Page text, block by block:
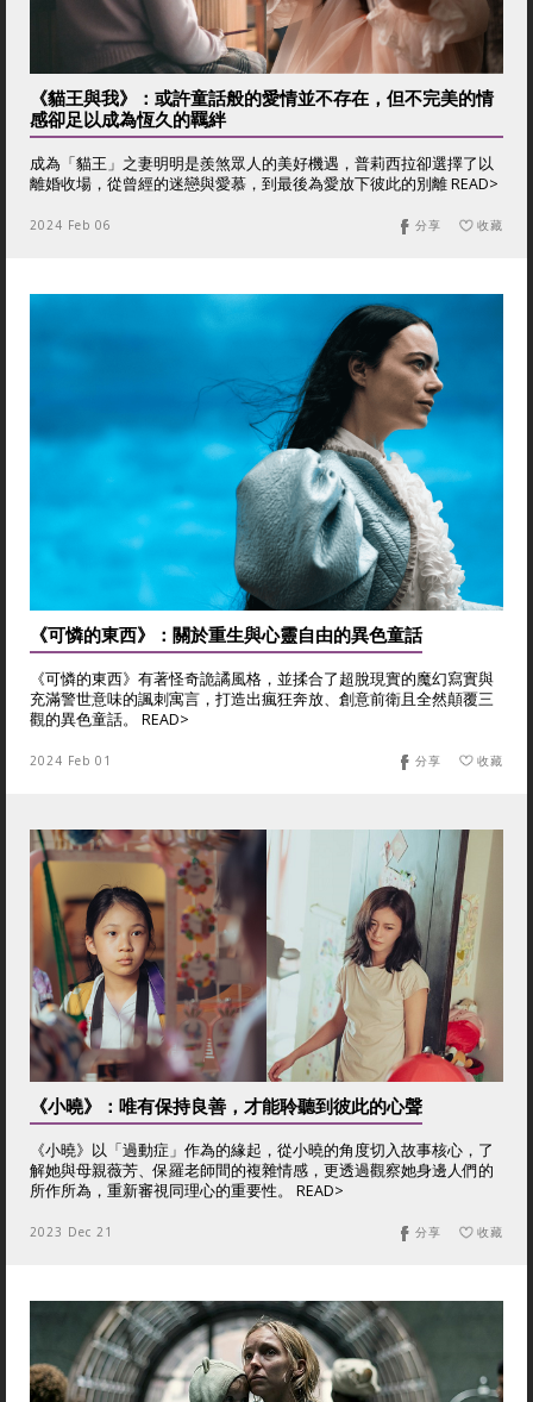
《貓王與我》：或許童話般的愛情並不存在，但不完美的情
感卻足以成為恆久的羈絆
成為「貓王」之妻明明是羨煞眾人的美好機遇，普莉西拉卻選擇了以
離婚收場，從曾經的迷戀與愛慕，到最後為愛放下彼此的別離 READ>
2024 Feb 06 收藏
分享
《可憐的東西》：關於重生與心靈自由的異色童話
《可憐的東西》有著怪奇詭譎風格，並揉合了超脫現實的魔幻寫實與
充滿警世意味的諷刺寓言，打造出瘋狂奔放、創意前衛且全然顛覆三
觀的異色童話。 READ>
2024 Feb 01 收藏
分享
《小曉》：唯有保持良善，才能聆聽到彼此的心聲
《小曉》以「過動症」作為的緣起，從小曉的角度切入故事核心，了
解她與母親薇芳、保羅老師間的複雜情感，更透過觀察她身邊人們的
所作所為，重新審視同理心的重要性。 READ>
2023 Dec 21 收藏
分享